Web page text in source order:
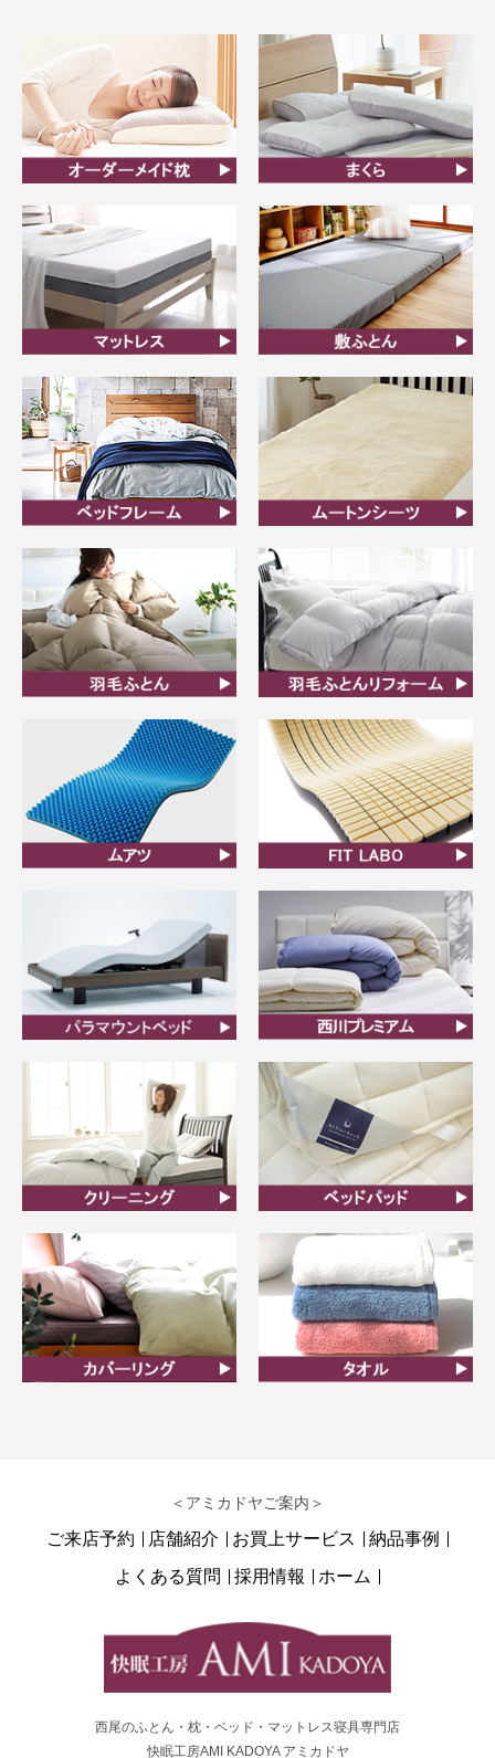
ん
＜アミカドヤご案内＞
ご来店予約 店舗紹介 お買上サービス
納品事例
よくある質問
採用情報 ホーム
西尾のふとん・枕・ベッド・マットレス寝具専門店
快眠工房AMI KADOYA アミカドヤ